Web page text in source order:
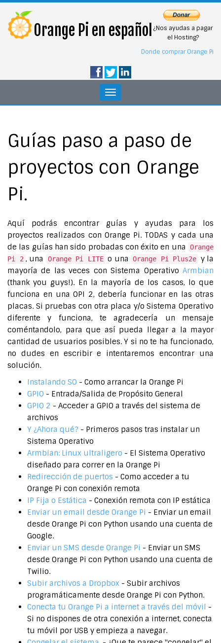
Orange Pi en español
Donde comprar Orange Pi
¿Nos ayudas a pagar
el Hosting?
Toggle
navigation
Guías paso a paso de
proyectos con Orange
Pi.
Aquí podrás encontrar guías y ayudas para los
proyectos realizados con Orange Pi. TODAS y cada una
de las guías han sido probadas con éxito en una
Orange
Pi 2 , una Orange Pi LITE o una Orange Pi Plus2e y la
mayoría de las veces con Sistema Operativo Armbian
(thank you guys!). En la mayoría de los casos, lo que
funciona en una OPI 2, debería funcionar en las otras
placas. Si pruebas con otra placa y/o Sistema Operativo
diferente y funciona, te agradecería un mensaje
coméntandolo, para que así pueda llegar a la mayor
cantidad de usuarios posibles. Y si no te ha funcionado,
no dudes en escribir e intentaremos encontrar una
solución.
Instalando SO - Como arrancar la Orange Pi
GPIO - Entrada/Salida de Propósito General
GPIO 2 - Acceder a GPIO a través del sistema de
archivos
Y ¿Ahora qué? - Primeros pasos tras instalar un
Sistema Operativo
Armbian: Linux ultraligero - El Sistema Operativo
diseñado para correr en la Orange Pi
Redirección de puertos - Como acceder a tu
Orange Pi con conexión remota
IP Fija o Estática - Conexión remota con IP estática
Enviar un email desde Orange Pi - Enviar un email
desde Orange Pi con Python usando una cuenta de
Google.
Enviar un SMS desde Orange Pi - Enviar un SMS
desde Orange Pi con Python usando una cuenta de
Twilio.
Subir archivos a Dropbox - Subir archivos
programáticamente desde Orange Pi con Python.
Conecta tu Orange Pi a internet a través del móvil -
Si no dispones de otra conexión a internet, conecta
tu móvil por USB y empieza a navegar.